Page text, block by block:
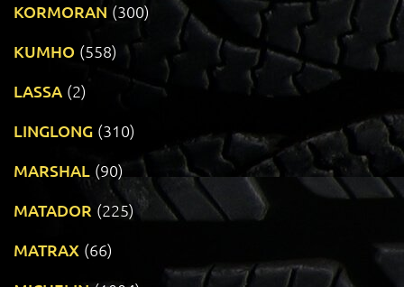
KORMORAN (300)
KUMHO (558)
LASSA (2)
LINGLONG (310)
MARSHAL (90)
MATADOR (225)
MATRAX (66)